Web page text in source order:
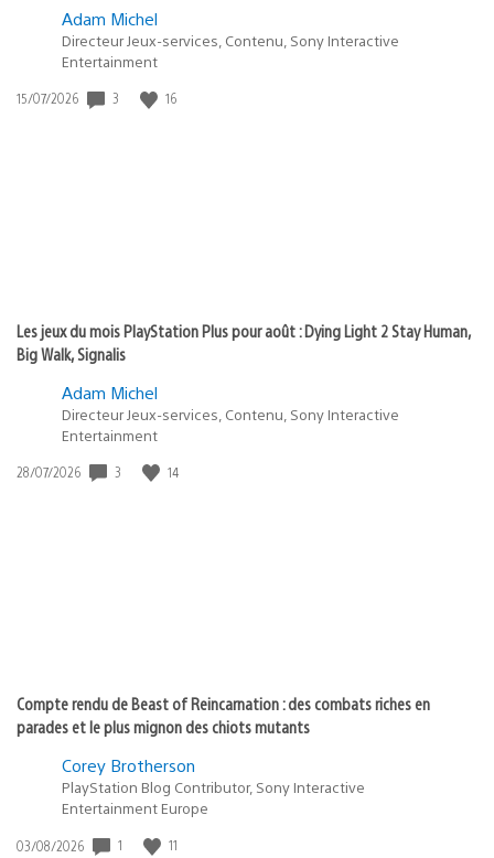
Adam Michel
Directeur Jeux-services, Contenu, Sony Interactive
Entertainment
Date
15/07/2026 3 16
Les jeux du mois PlayStation Plus pour août : Dying Light 2 Stay Human,
Big Walk, Signalis
Adam Michel
Directeur Jeux-services, Contenu, Sony Interactive
Entertainment
Date
28/07/2026 3 14
Compte rendu de Beast of Reincarnation : des combats riches en
parades et le plus mignon des chiots mutants
Corey Brotherson
PlayStation Blog Contributor, Sony Interactive
Entertainment Europe
Date
03/08/2026 1 11